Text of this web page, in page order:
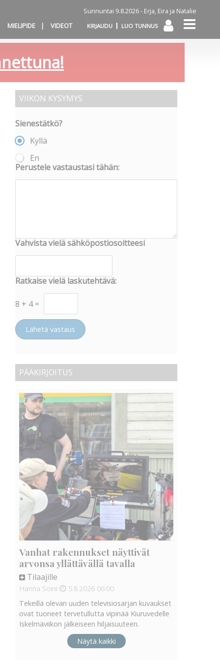
Sunnuntai 9.8.2026 - Erja, Eira ja Natalie
MIELIPIDE VIDEOT KIRJAUDU LUO TUNNUS
VIIKON KYSYMYS
Sienestätkö?
Kyllä
En
Perustele vastaustasi tähän:
Vahvista vielä sähköpostiosoitteesi
Ratkaise vielä laskutehtävä:
8 + 4 =
Lähetä vastaus
PÄÄKIRJOITUS
Vanhat rakennukset näyttivät
arvonsa yllättävällä tavalla
Tilaajille
Hanna Soini 5.8.2026 06:00
Tekeillä olevan uuden televisiosarjan kuvaukset
ovat tuoneet tervetullutta vipinää Kiuruvedelle
Iskelmäviikon jälkeiseen hiljaisuuteen.
Näytä kaikki